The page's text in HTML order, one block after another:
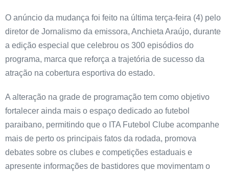
O anúncio da mudança foi feito na última terça-feira (4) pelo
diretor de Jornalismo da emissora, Anchieta Araújo, durante
a edição especial que celebrou os 300 episódios do
programa, marca que reforça a trajetória de sucesso da
atração na cobertura esportiva do estado.
A alteração na grade de programação tem como objetivo
fortalecer ainda mais o espaço dedicado ao futebol
paraibano, permitindo que o ITA Futebol Clube acompanhe
mais de perto os principais fatos da rodada, promova
debates sobre os clubes e competições estaduais e
apresente informações de bastidores que movimentam o